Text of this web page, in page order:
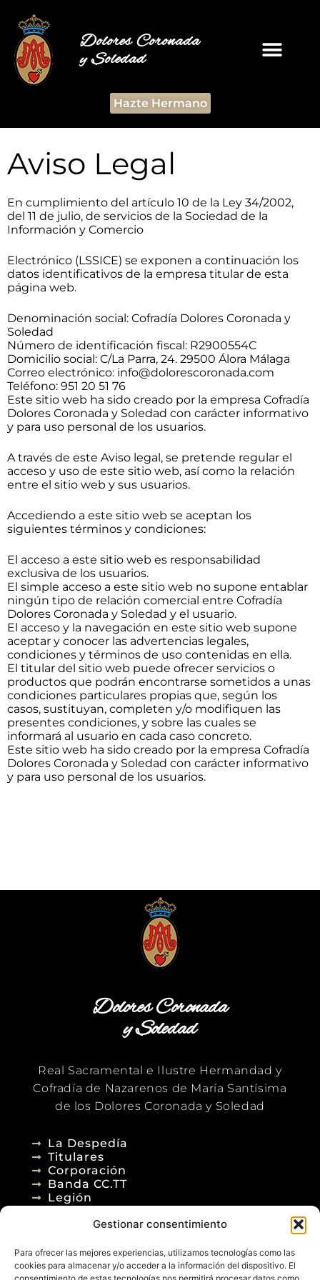
Gestionar consentimiento
Para ofrecer las mejores experiencias, utilizamos tecnologías como las
cookies para almacenar y/o acceder a la información del dispositivo. El
Dolores Coronada
y Soledad
Hazte Hermano
Aviso Legal
En cumplimiento del artículo 10 de la Ley 34/2002,
del 11 de julio, de servicios de la Sociedad de la
Información y Comercio
Electrónico (LSSICE) se exponen a continuación los
datos identificativos de la empresa titular de esta
página web.
Denominación social: Cofradía Dolores Coronada y
Soledad
Número de identificación fiscal: R2900554C
Domicilio social: C/La Parra, 24. 29500 Álora Málaga
Correo electrónico: info@dolorescoronada.com
Teléfono: 951 20 51 76
Este sitio web ha sido creado por la empresa Cofradía
Dolores Coronada y Soledad con carácter informativo
y para uso personal de los usuarios.
A través de este Aviso legal, se pretende regular el
acceso y uso de este sitio web, así como la relación
entre el sitio web y sus usuarios.
Accediendo a este sitio web se aceptan los
siguientes términos y condiciones:
El acceso a este sitio web es responsabilidad
exclusiva de los usuarios.
El simple acceso a este sitio web no supone entablar
ningún tipo de relación comercial entre Cofradía
Dolores Coronada y Soledad y el usuario.
El acceso y la navegación en este sitio web supone
aceptar y conocer las advertencias legales,
condiciones y términos de uso contenidas en ella.
El titular del sitio web puede ofrecer servicios o
productos que podrán encontrarse sometidos a unas
condiciones particulares propias que, según los
casos, sustituyan, completen y/o modifiquen las
presentes condiciones, y sobre las cuales se
informará al usuario en cada caso concreto.
Este sitio web ha sido creado por la empresa Cofradía
Dolores Coronada y Soledad con carácter informativo
y para uso personal de los usuarios.
Dolores Coronada
y Soledad
Real Sacramental e Ilustre Hermandad y
Cofradía de Nazarenos de María Santísima
de los Dolores Coronada y Soledad
La Despedía
Titulares
Corporación
Banda CC.TT
Legión
Agenda
Blog
Contacto